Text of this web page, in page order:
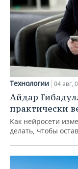
Технологии 04 авг,
Айдар
практически
Как нейросети
делать, чтобы